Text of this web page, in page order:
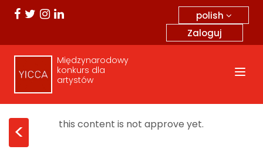
polish
Zaloguj
Międzynarodowy
konkurs dla
artystów
< this content is not approve yet.